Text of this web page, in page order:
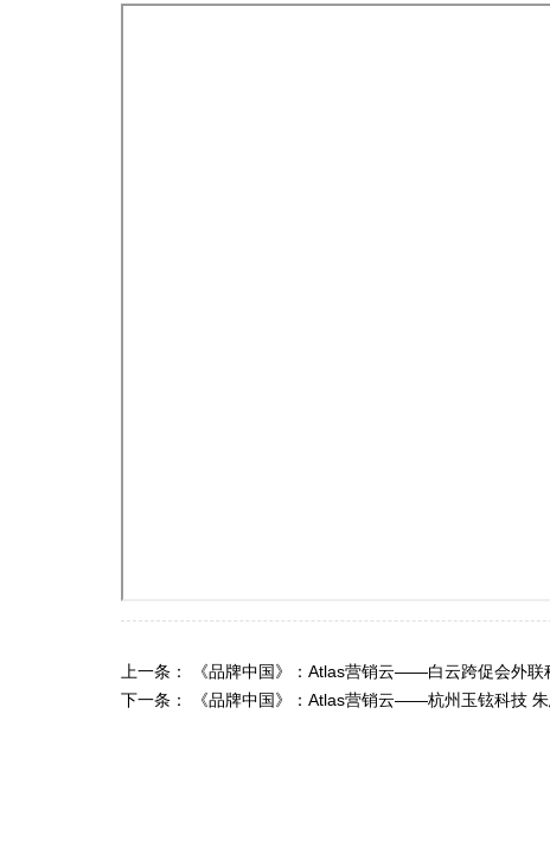
上一条： 《品牌中国》：Atlas营销云——白云跨促会外联
下一条： 《品牌中国》：Atlas营销云——杭州玉铉科技